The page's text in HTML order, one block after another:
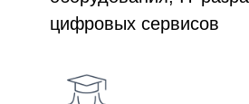
цифровых сервисов